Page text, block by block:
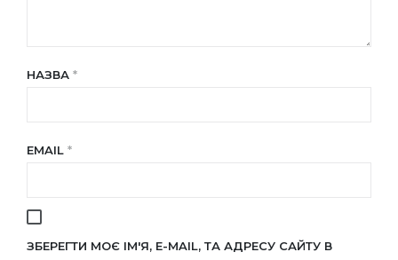
НАЗВА *
EMAIL *
ЗБЕРЕГТИ МОЄ ІМ'Я, E-MAIL, ТА АДРЕСУ САЙТУ В